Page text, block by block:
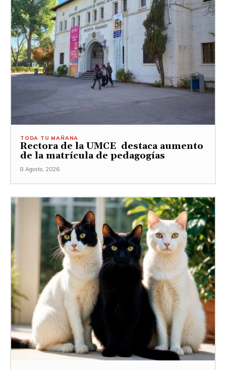
TODA TU MAÑANA
Rectora de la UMCE destaca aumento
de la matrícula de pedagogías
8 Agosto, 2026